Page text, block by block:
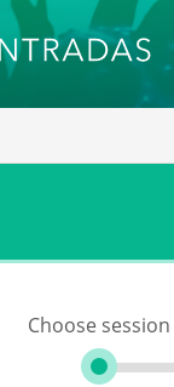
Choose session